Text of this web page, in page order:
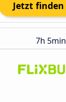
Jetzt finden
7h 5min